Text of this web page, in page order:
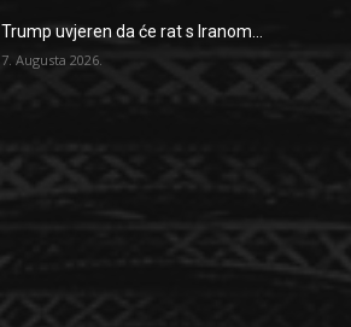
Trump uvjeren da će rat s Iranom...
7. Augusta 2026.